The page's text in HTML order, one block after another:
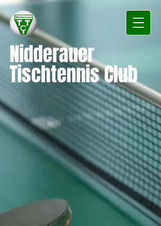
Nidderauer
Tischtennis Club